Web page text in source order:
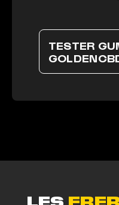
TESTER
LES